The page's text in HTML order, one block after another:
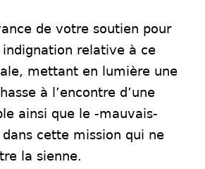
de votre soutien pour
relative à ce
mettant en lumière une
à l’encontre d’une
ainsi que le -mauvais-
dans cette mission qui ne
la sienne.